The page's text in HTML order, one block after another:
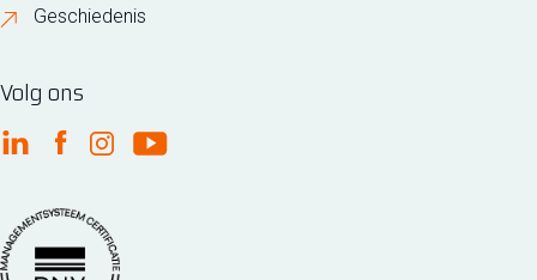
Geschiedenis
Volg ons
FME Linkedin
FME Facebook
FME Instagram
FME Youtube